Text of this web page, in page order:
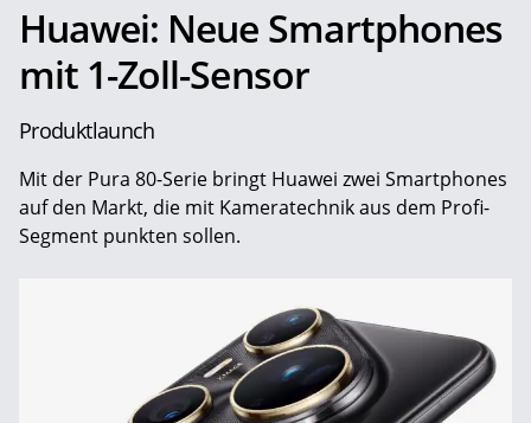
Huawei: Neue Smartphones
mit 1-Zoll-Sensor
Produktlaunch
Mit der Pura 80-Serie bringt Huawei zwei Smartphones
auf den Markt, die mit Kameratechnik aus dem Profi-
Segment punkten sollen.